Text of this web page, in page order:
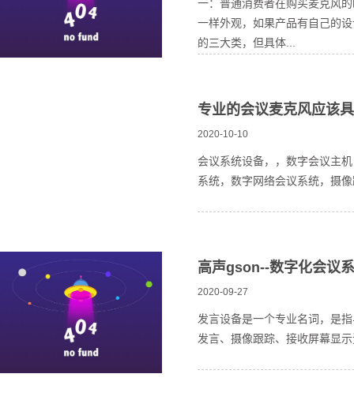
一：普通消费者在购买麦克风
一样外观，如果产品有自己的
的三大类，但具体...
专业的会议麦克风应该
2020-10-10
会议系统设备，，数字会议主
系统，数字网络会议系统，摄
高声gson--数字化会议
2020-09-27
发言设备是一个专业名词，是
发言、摄像跟踪、接收屏幕显